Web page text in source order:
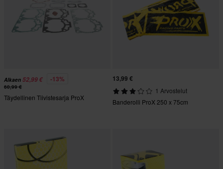
Alkaen 52,99 € -13%
60,99 €
Täydellinen Tiivistesarja ProX
13,99 €
1 Arvostelut
Banderolli ProX 250 x 75cm